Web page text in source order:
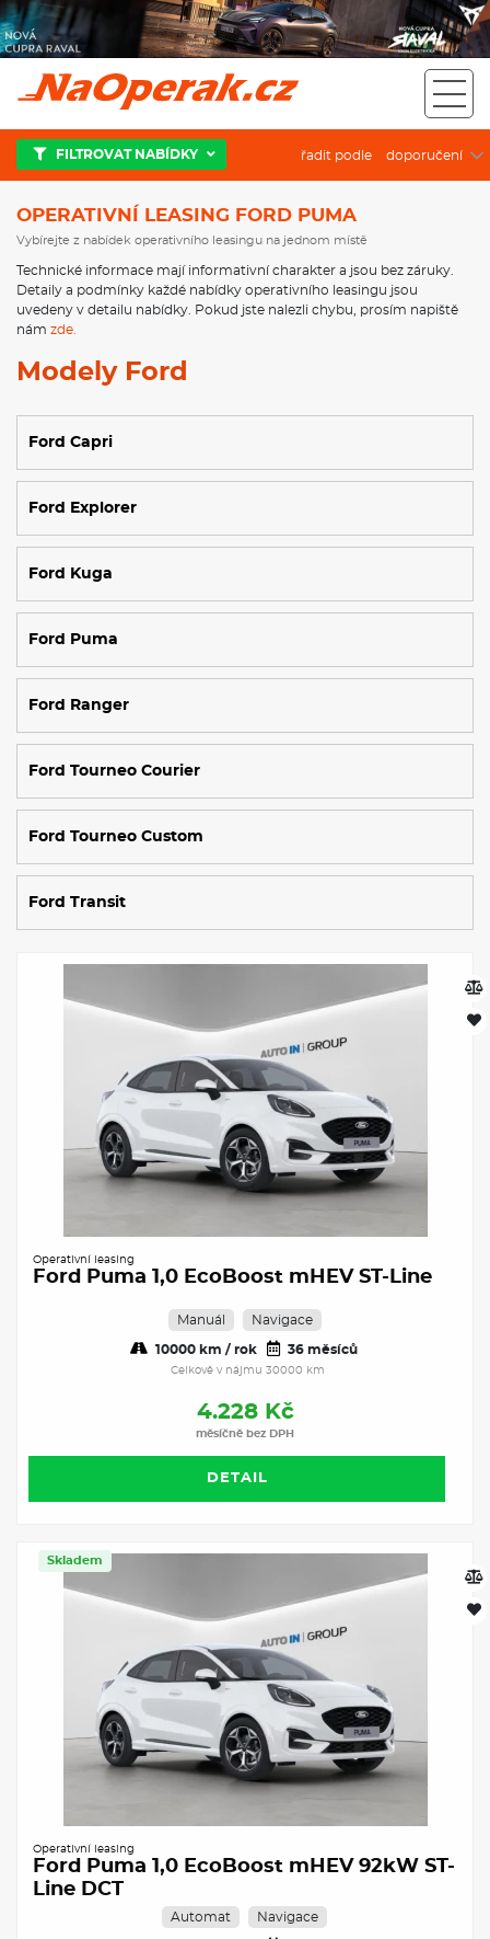
Operativní leasing Ford Puma
FILTROVAT NABÍDKY řadit podle
OPERATIVNÍ LEASING FORD PUMA
Vybírejte z nabídek operativního leasingu na jednom místě
Technické informace mají informativní charakter a jsou bez záruky.
Detaily a podmínky každé nabídky operativního leasingu jsou
uvedeny v detailu nabídky. Pokud jste nalezli chybu, prosím napiště
nám zde.
Modely Ford
Ford Capri
Ford Explorer
Ford Kuga
Ford Puma
Ford Ranger
Ford Tourneo Courier
Ford Tourneo Custom
Ford Transit
Operativní leasing
Ford Puma 1,0 EcoBoost mHEV ST-Line
Manuál Navigace
10000 km / rok 36 měsíců
Celkově v nájmu 30000 km
4.228 Kč
měsíčně bez DPH
DETAIL
Skladem
Operativní leasing
Ford Puma 1,0 EcoBoost mHEV 92kW ST-
Line DCT
Automat Navigace